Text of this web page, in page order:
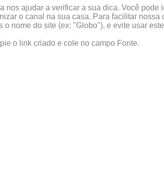
nos ajudar a verificar a sua dica. Você pode
o canal na sua casa. Para facilitar nossa
nome do site (ex: "Globo"), e evite usar
o link criado e cole no campo Fonte.